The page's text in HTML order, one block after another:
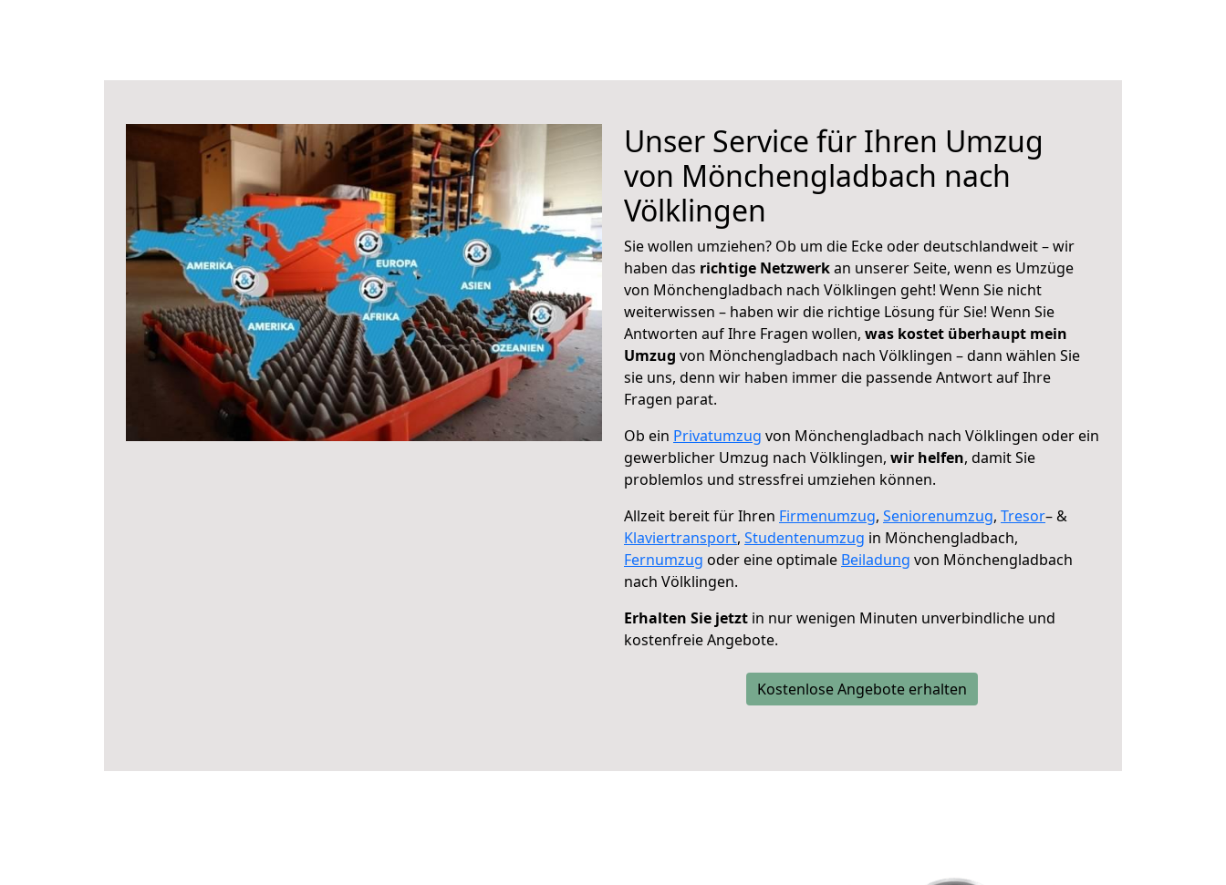
Unser Service für Ihren Umzug
von Mönchengladbach nach
Völklingen
Sie wollen umziehen? Ob um die Ecke oder deutschlandweit – wir
haben das richtige Netzwerkan unserer Seite, wenn es Umzüge
von Mönchengladbach nach Völklingen geht! Wenn Sie nicht
weiterwissen – haben wir die richtige Lösung für Sie! Wenn Sie
Antworten auf Ihre Fragen wollen, was kostet überhaupt mein
Umzug von Mönchengladbach nach Völklingen – dann wählen Sie
sie uns, denn wir haben immer die passende Antwort auf Ihre
Fragen parat.
Ob ein Privatumzug von Mönchengladbach nach Völklingen oder ein
gewerblicher Umzug nach Völklingen, wir helfen, damit Sie
problemlos und stressfrei umziehen können.
Allzeit bereit für Ihren Firmenumzug, Seniorenumzug, Tresor– &
Klaviertransport, Studentenumzug in Mönchengladbach,
Fernumzug oder eine optimale Beiladung von Mönchengladbach
nach Völklingen.
Erhalten Sie jetzt in nur wenigen Minuten unverbindliche und
kostenfreie Angebote.
Kostenlose Angebote erhalten